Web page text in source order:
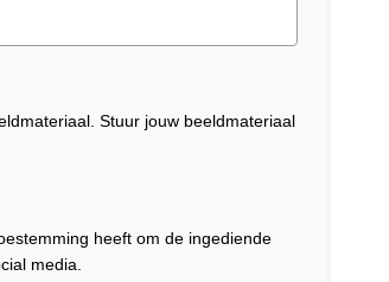
Stuur jouw beeldmateriaal
heeft om de ingediende
media.